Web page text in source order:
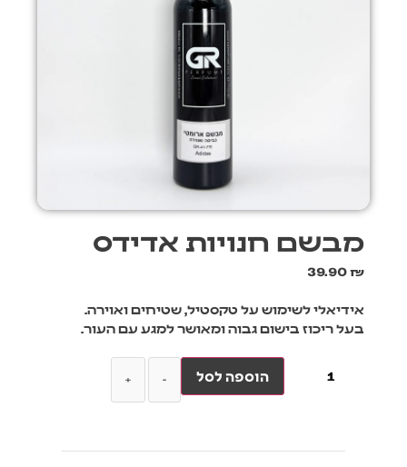
מבשם חנויות אדידס
39.90₪
אידיאלי לשימוש על טקסטיל, שטיחים ואוירה.
בעל ריכוז בישום גבוה ומאושר למגע עם העור.
-
+ הוספה לסל